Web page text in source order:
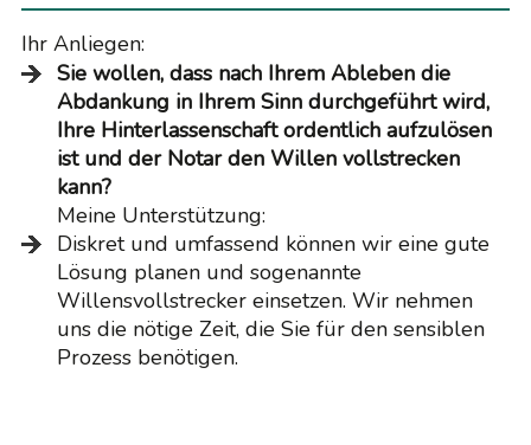
Ihr Anliegen:
Sie wollen, dass nach Ihrem Ableben die
Abdankung in Ihrem Sinn durchgeführt wird,
Ihre Hinterlassenschaft ordentlich aufzulösen
ist und der Notar den Willen vollstrecken
kann?
Meine Unterstützung:
Diskret und umfassend können wir eine gute
Lösung planen und sogenannte
Willensvollstrecker einsetzen. Wir nehmen
uns die nötige Zeit, die Sie für den sensiblen
Prozess benötigen.